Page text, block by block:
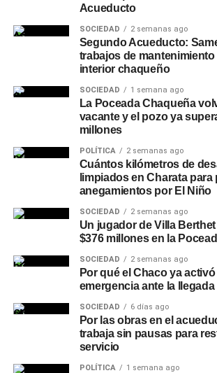
Acueducto
SOCIEDAD 2 semanas ago
Segundo Acueducto:
trabajos de mantenimiento
interior chaqueño
SOCIEDAD 1 semana ago
La Poceada Chaqueña
vacante y el pozo ya
millones
POLÍTICA 2 semanas ago
Cuántos kilómetros de
limpiados en Charata para
anegamientos por El Niño
SOCIEDAD 2 semanas ago
Un jugador de Villa
$376 millones en la
SOCIEDAD 2 semanas ago
Por qué el Chaco ya
emergencia ante la
SOCIEDAD 6 días ago
Por las obras en el
trabaja sin pausas para
servicio
POLÍTICA 1 semana ago